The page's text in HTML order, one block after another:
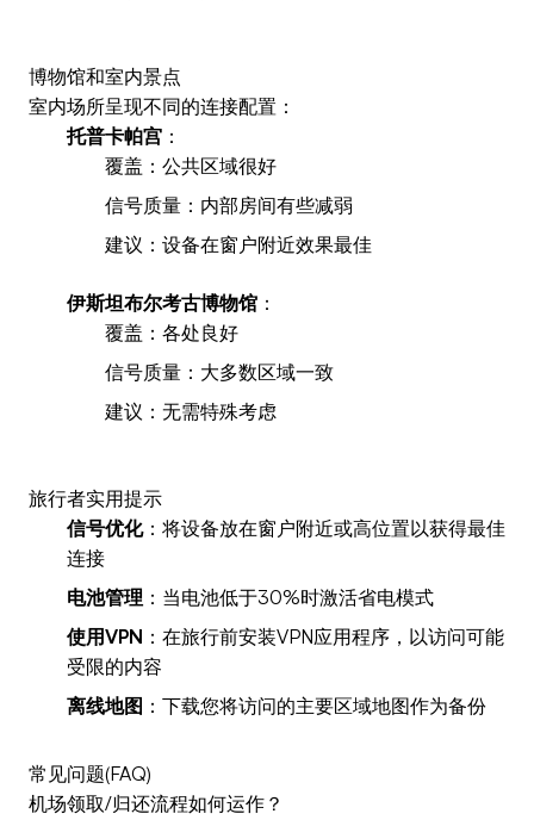
博物馆和室内景点
室内场所呈现不同的连接配置：
托普卡帕宫 ：
覆盖：公共区域很好
信号质量：内部房间有些减弱
建议：设备在窗户附近效果最佳
伊斯坦布尔考古博物馆 ：
覆盖：各处良好
信号质量：大多数区域一致
建议：无需特殊考虑
旅行者实用提示
信号优化：将设备放在窗户附近或高位置以获得最佳
连接
电池管理 ：当电池低于30%时激活省电模式
使用VPN ：在旅行前安装VPN应用程序，以访问可能
受限的内容
离线地图 ：下载您将访问的主要区域地图作为备份
常见问题(FAQ)
机场领取/归还流程如何运作？